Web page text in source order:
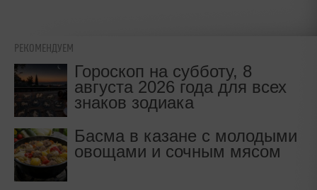
РЕКОМЕНДУЕМ
Гороскоп на субботу, 8
августа 2026 года для всех
знаков зодиака
Басма в казане с молодыми
овощами и сочным мясом